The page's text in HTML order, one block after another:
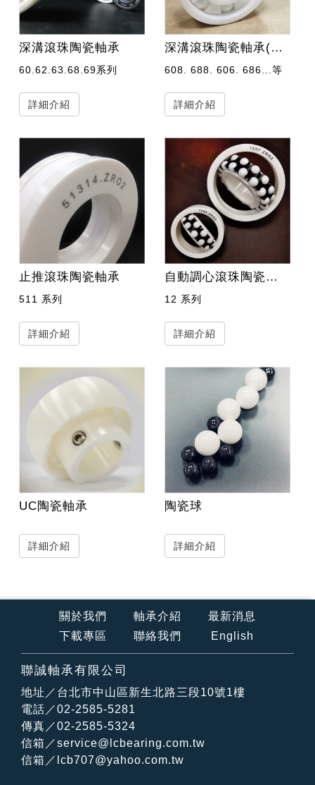
深溝滾珠陶瓷軸承
60.62.63.68.69系列
詳細介紹
深溝滾珠陶瓷軸承(微小型)
608. 688. 606. 686...等
詳細介紹
止推滾珠陶瓷軸承
511 系列
詳細介紹
自動調心滾珠陶瓷軸承
12 系列
詳細介紹
UC陶瓷軸承
詳細介紹
陶瓷球
詳細介紹
關於我們 軸承介紹
最新消息
下載專區
聯絡我們 English
聯誠軸承有限公司
地址／台北市中山區新生北路三段10號1樓
電話／02-2585-5281
傳真／02-2585-5324
信箱／service@lcbearing.com.tw
信箱／ lcb707@yahoo.com.tw